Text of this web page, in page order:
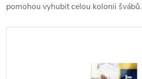
pomohou vyhubit celou kolonii švábů.